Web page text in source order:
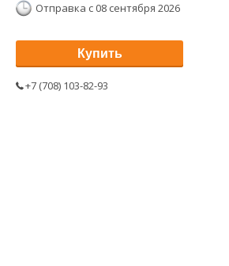
Отправка с 08 сентября 2026
Купить
+7 (708) 103-82-93